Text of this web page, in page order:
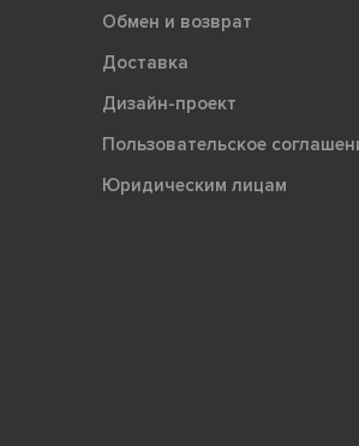
Обмен и возврат
Доставка
Дизайн-проект
Пользовательское
Юридическим лицам